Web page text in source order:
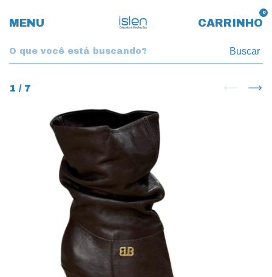
MENU CARRINHO
0
Buscar
1 / 7